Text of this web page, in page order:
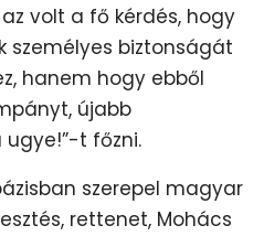
volt a fő kérdés, hogy
biztonságát
hanem hogy ebből
újabb
t főzni.
szerepel magyar
rettenet, Mohács